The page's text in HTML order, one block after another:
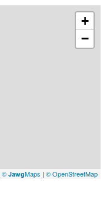
+
−
© JawgMaps | © OpenStreetMap